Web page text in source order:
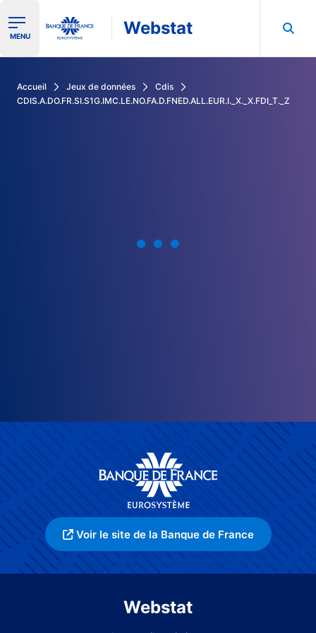
Ouvrir le menu de navigation
MENU Webstat
Accueil Jeux de données
Cdis
CDIS.A.DO.FR.SI.S1G.IMC.LE.NO.FA.D.FNED.ALL.EUR.I._X._X.FDI_T._Z
Voir le site de la Banque de France
Webstat